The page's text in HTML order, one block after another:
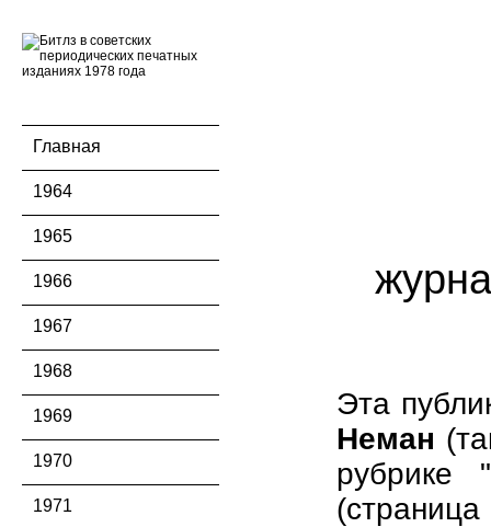
Главная
1964
1965
1966
1967
1968
1969
1970
1971
Эта
Неман
рубрике "
(страница